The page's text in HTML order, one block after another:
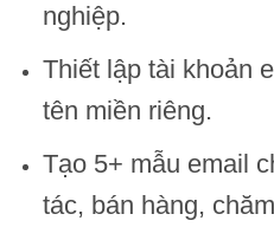
nghiệp.
Thiết lập tài khoản
tên miền riêng.
Tạo 5+ mẫu email
tác, bán hàng,